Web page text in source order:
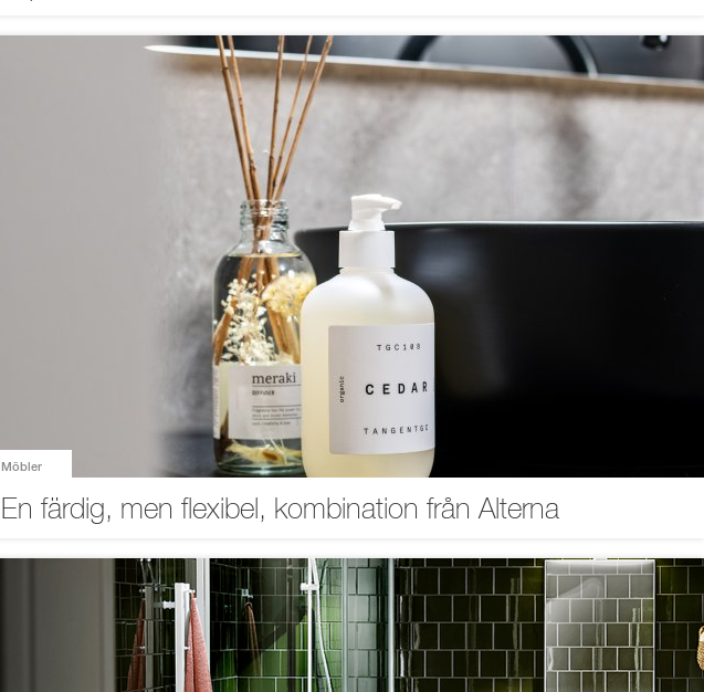
Möbler
En färdig, men flexibel, kombination från Alterna